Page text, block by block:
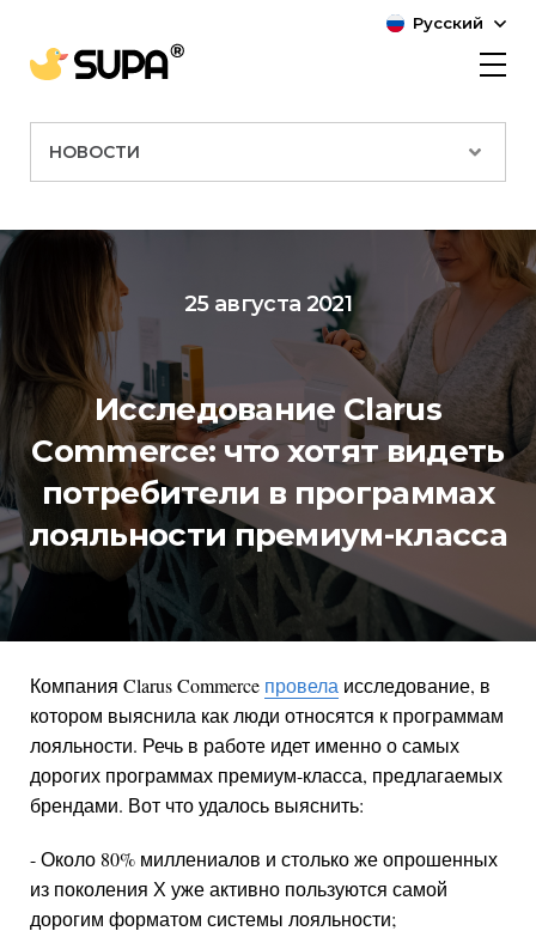
Русский
НОВОСТИ
25 августа 2021
Исследование Clarus
Commerce: что хотят видеть
потребители в программах
лояльности премиум-класса
Компания Clarus Commerce провела исследование, в
котором выяснила как люди относятся к программам
лояльности. Речь в работе идет именно о самых
дорогих программах премиум-класса, предлагаемых
брендами. Вот что удалось выяснить:
- Около 80% миллениалов и столько же опрошенных
из поколения Х уже активно пользуются самой
дорогим форматом системы лояльности;